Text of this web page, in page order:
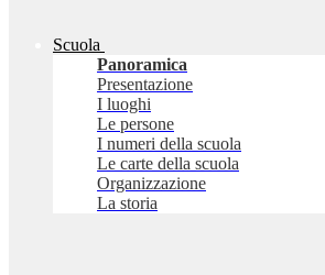
Scuola
Panoramica
Presentazione
I luoghi
Le persone
I numeri della scuola
Le carte della scuola
Organizzazione
La storia